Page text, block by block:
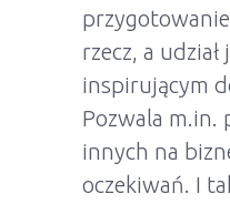
rzecz, a
inspirującym
Pozwala m.in.
innych na
oczekiwań. I